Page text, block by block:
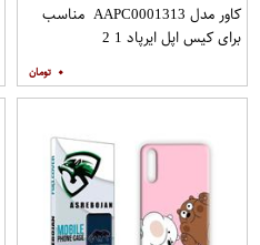
کاور مدل AAPC0001313 مناسب
برای کیس اپل ایرپاد 1 2
۰